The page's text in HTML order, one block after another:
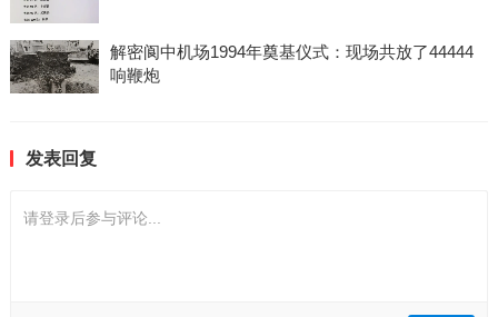
解密阆中机场1994年奠基仪式：现场共放了44444
响鞭炮
发表回复
请登录后参与评论...